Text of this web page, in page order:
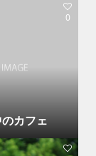
カフェ
0